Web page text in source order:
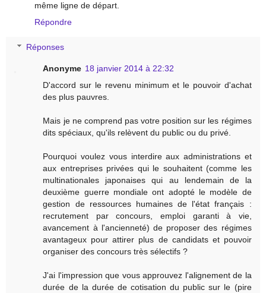
même ligne de départ.
Répondre
Réponses
Anonyme 18 janvier 2014 à 22:32
D'accord sur le revenu minimum et le pouvoir d'achat
des plus pauvres.
Mais je ne comprend pas votre position sur les régimes
dits spéciaux, qu'ils relèvent du public ou du privé.
Pourquoi voulez vous interdire aux administrations et
aux entreprises privées qui le souhaitent (comme les
multinationales japonaises qui au lendemain de la
deuxième guerre mondiale ont adopté le modèle de
gestion de ressources humaines de l'état français :
recrutement par concours, emploi garanti à vie,
avancement à l'ancienneté) de proposer des régimes
avantageux pour attirer plus de candidats et pouvoir
organiser des concours très sélectifs ?
J'ai l'impression que vous approuvez l'alignement de la
durée de la durée de cotisation du public sur le (pire